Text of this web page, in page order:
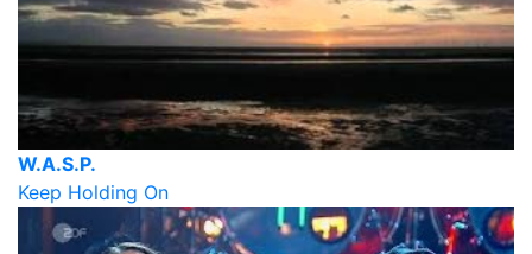
W.A.S.P.
Keep Holding On